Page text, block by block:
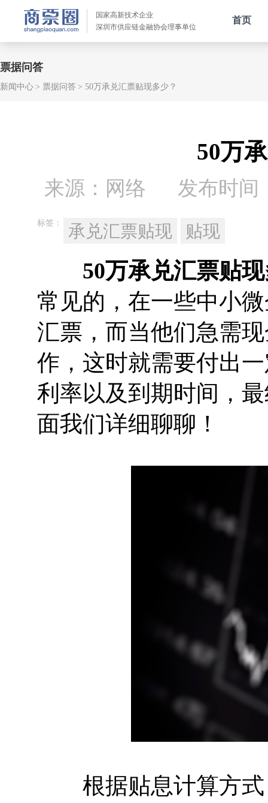
国家高新技术企业
深圳市供应链金融协会理事单位
首页
票据问答
新闻中心 票据问答 50万承兑汇票贴现多少？
50万
来源：网络 发布时间
标签： 承兑汇票贴现 贴现
50万承兑汇票贴
常见的，在一些中小
汇票，而当他们急需
作，这时就需要付出
利率以及到期时间，
面我们详细聊聊！
根据贴息计算方式